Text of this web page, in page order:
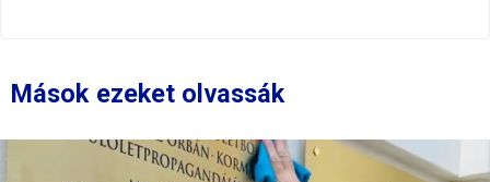
Mások ezeket olvassák